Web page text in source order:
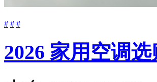
# # #
2026 家用空调